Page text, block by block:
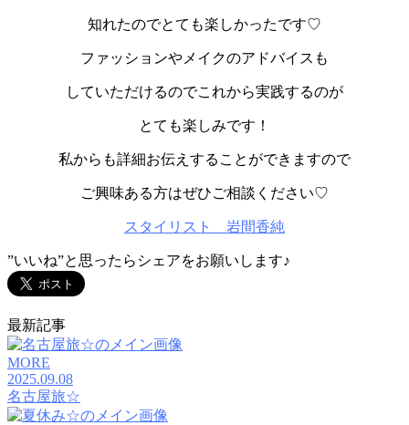
知れたのでとても楽しかったです♡
ファッションやメイクのアドバイスも
していただけるのでこれから実践するのが
とても楽しみです！
私からも詳細お伝えすることができますので
ご興味ある方はぜひご相談ください♡
スタイリスト 岩間香純
”いいね”と思ったらシェアをお願いします♪
最新記事
MORE
2025.09.08
名古屋旅☆